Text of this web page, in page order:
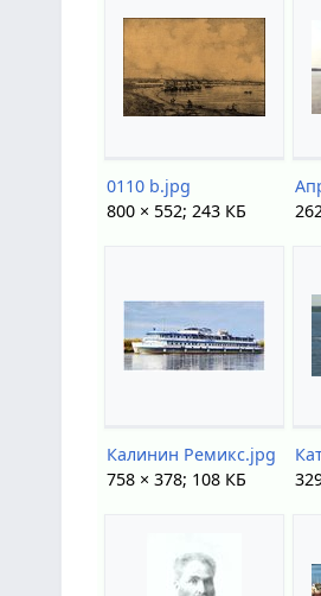
0110 b.jpg
800 × 552; 243 КБ
Калинин Ремикс.jpg
758 × 378; 108 КБ